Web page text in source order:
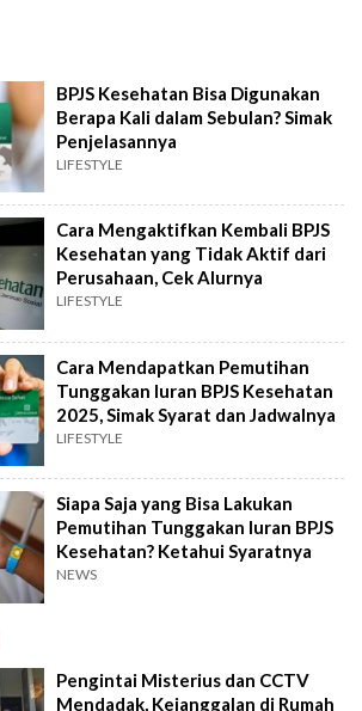
BPJS Kesehatan Bisa Digunakan
Berapa Kali dalam Sebulan? Simak
Penjelasannya
LIFESTYLE
Cara Mengaktifkan Kembali BPJS
Kesehatan yang Tidak Aktif dari
Perusahaan, Cek Alurnya
LIFESTYLE
Cara Mendapatkan Pemutihan
Tunggakan Iuran BPJS Kesehatan
2025, Simak Syarat dan Jadwalnya
LIFESTYLE
Siapa Saja yang Bisa Lakukan
Pemutihan Tunggakan Iuran BPJS
Kesehatan? Ketahui Syaratnya
NEWS
Pengintai Misterius dan CCTV
Mendadak, Kejanggalan di Rumah